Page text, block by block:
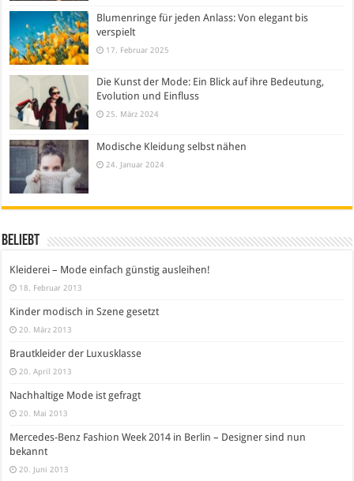
Blumenringe für jeden Anlass: Von elegant bis
verspielt
17. Februar 2025
Die Kunst der Mode: Ein Blick auf ihre Bedeutung,
Evolution und Einfluss
25. März 2024
Modische Kleidung selbst nähen
24. Januar 2024
Beliebt
Kleiderei – Mode einfach günstig ausleihen!
18. Februar 2013
Kinder modisch in Szene gesetzt
20. März 2013
Brautkleider der Luxusklasse
20. April 2013
Nachhaltige Mode ist gefragt
20. Mai 2013
Mercedes-Benz Fashion Week 2014 in Berlin – Designer sind nun
bekannt
20. Juni 2013